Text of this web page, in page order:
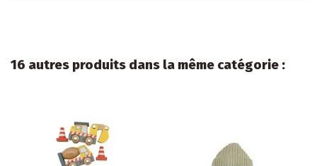
16 autres produits dans la même catégorie :